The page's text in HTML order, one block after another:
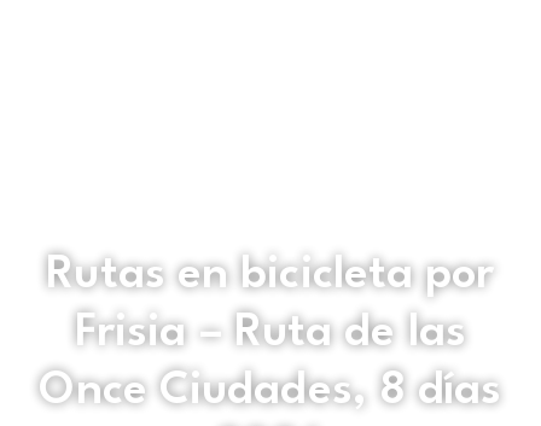
Rutas en bicicleta por
Frisia – Ruta de las
Once Ciudades, 8 días